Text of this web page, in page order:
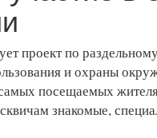
проект по
и охраны
посещаемых
знакомые,